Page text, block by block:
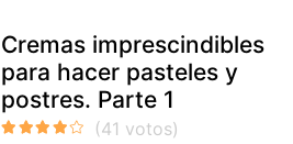
Cremas imprescindibles
para hacer pasteles y
postres. Parte 1